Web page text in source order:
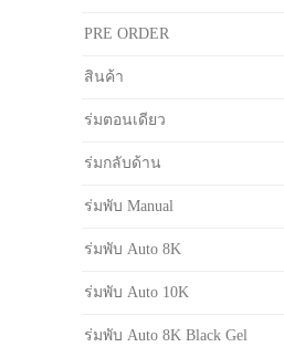
PRE ORDER
สินค้า
ร่มตอนเดียว
ร่มกลับด้าน
ร่มพับ Manual
ร่มพับ Auto 8K
ร่มพับ Auto 10K
ร่มพับ Auto 8K Black Gel